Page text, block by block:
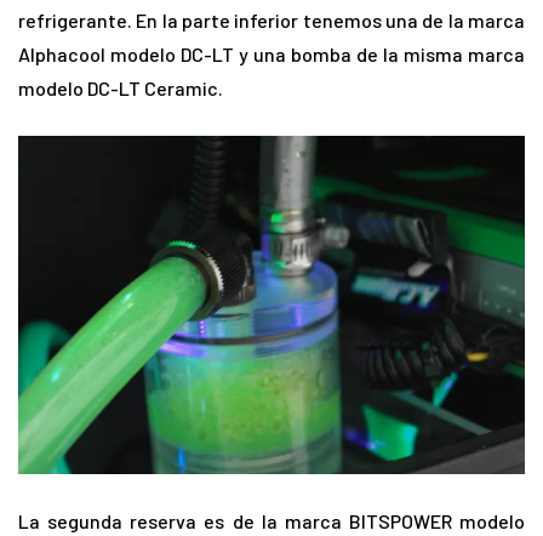
refrigerante. En la parte inferior tenemos una de la marca
Alphacool modelo DC-LT y una bomba de la misma marca
modelo DC-LT Ceramic.
La segunda reserva es de la marca BITSPOWER modelo